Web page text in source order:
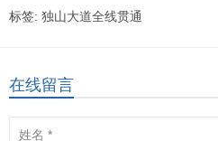
标签: 独山大道全线贯通
在线留言